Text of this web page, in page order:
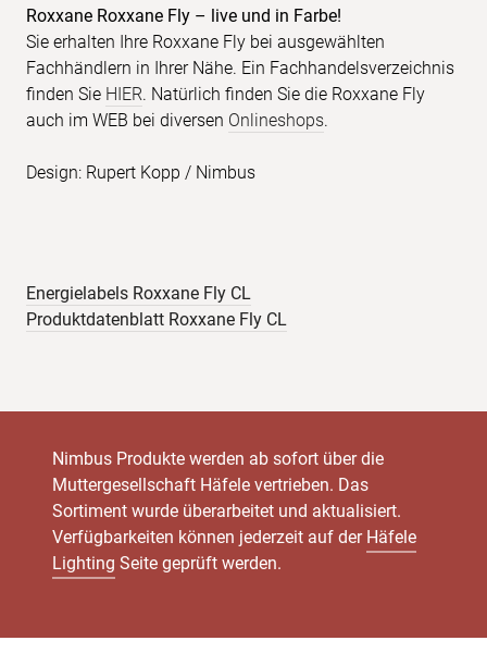
Roxxane Roxxane Fly – live und in Farbe!
Sie erhalten Ihre Roxxane Fly bei ausgewählten
Fachhändlern in Ihrer Nähe. Ein Fachhandelsverzeichnis
finden Sie HIER. Natürlich finden Sie die Roxxane Fly
auch im WEB bei diversen Onlineshops.
Design: Rupert Kopp / Nimbus
Energielabels Roxxane Fly CL
Produktdatenblatt Roxxane Fly CL
Nimbus Produkte werden ab sofort über die
Muttergesellschaft Häfele vertrieben. Das
Sortiment wurde überarbeitet und aktualisiert.
Verfügbarkeiten können jederzeit auf der Häfele
Lighting Seite geprüft werden.